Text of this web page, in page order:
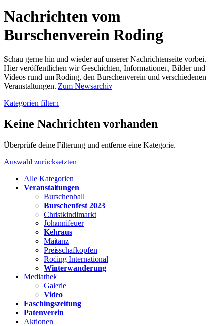
Nachrichten vom
Burschenverein Roding
Schau gerne hin und wieder auf unserer Nachrichtenseite vorbei.
Hier veröffentlichen wir Geschichten, Informationen, Bilder und
Videos rund um Roding, den Burschenverein und verschiedenen
Veranstaltungen. Zum Newsarchiv
Kategorien filtern
Keine Nachrichten vorhanden
Überprüfe deine Filterung und entferne eine Kategorie.
Auswahl zurücksetzten
Alle Kategorien
Veranstaltungen
Burschenball
Burschenfest 2023
Christkindlmarkt
Johannifeuer
Kehraus
Maitanz
Preisschafkopfen
Roding International
Winterwanderung
Mediathek
Galerie
Video
Faschingszeitung
Patenverein
Aktionen